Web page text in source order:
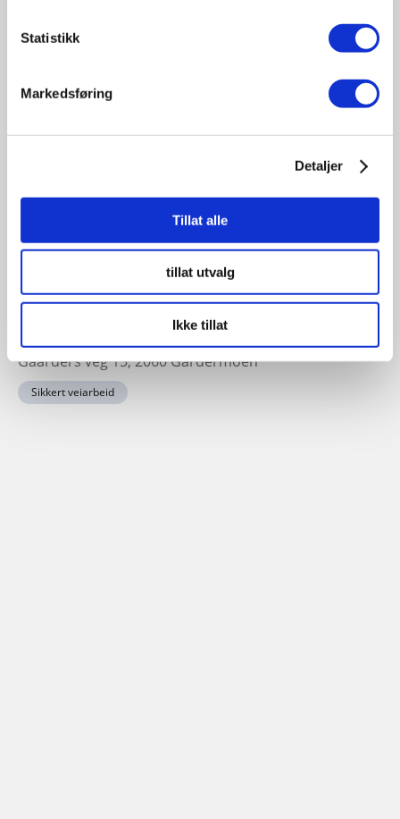
Statistikk
Markedsføring
Detaljer
Tillat alle
tillat utvalg
Ikke tillat
19
Sted: Quality Hotel Ålesund | Sorenskriver Bulls gate 7
23-24
November
11:30 - 17:00
Sikkert veiarbeid konferansen 2026
Sted: Clarion Hotel & Congress Oslo Airport, Hans
Gaarders veg 15, 2060 Gardermoen
Sikkert veiarbeid